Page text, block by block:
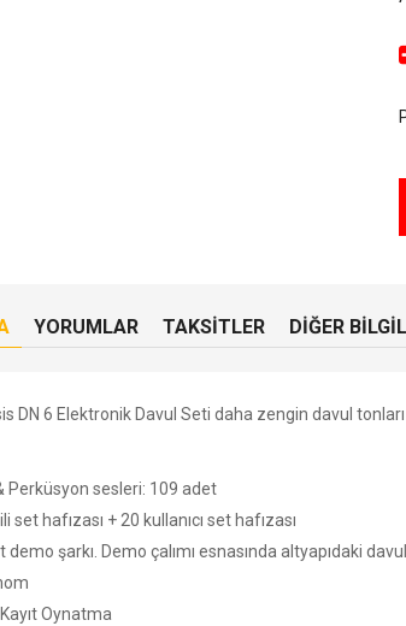
YORUMLAR TAKSITLER DIĞER
DN 6 Elektronik Davul Seti daha zengin davul
Perküsyon sesleri: 109 adet
set hafızası + 20 kullanıcı set hafızası
demo şarkı. Demo çalımı esnasında altyapıdaki
Oynatma